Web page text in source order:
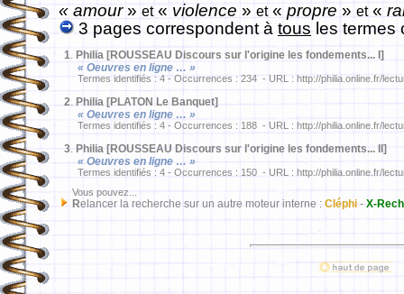
« amour» et« violence » et« propre » et«
3 pages correspondent à tous les termes
1. Philia [ROUSSEAU Discours sur l'origine les fondements... I]
« Oeuvres en ligne … »
Termes identifiés : 4 - Occurrences : 234 - URL : http://philia.online.fr/
2. Philia [PLATON Le Banquet]
« Oeuvres en ligne … »
Termes identifiés : 4 - Occurrences : 188 - URL : http://philia.online.fr/
3. Philia [ROUSSEAU Discours sur l'origine les fondements... II]
« Oeuvres en ligne … »
Termes identifiés : 4 - Occurrences : 150 - URL : http://philia.online.fr/
Vous pouvez...
Relancer la recherche sur un autre moteur interne : Cléphi - X-